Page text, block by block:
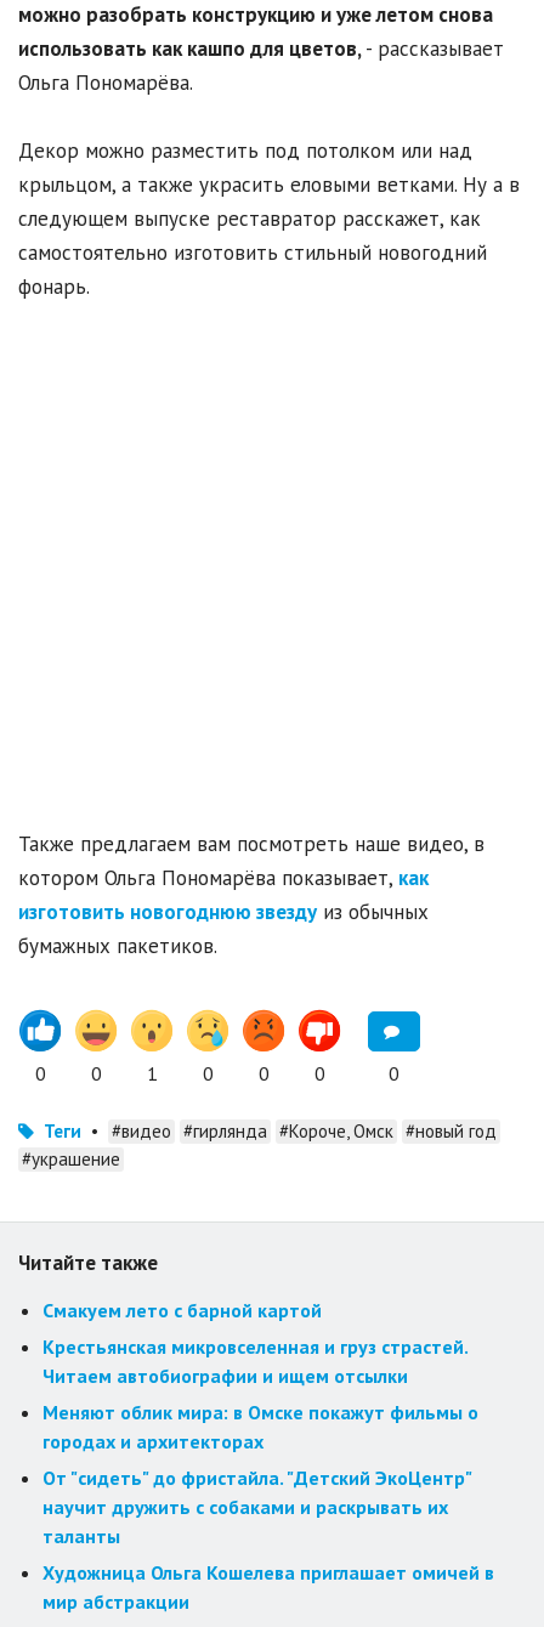
можно разобрать конструкцию и уже летом снова
использовать как кашпо для цветов,- рассказывает
Ольга Пономарёва.
Декор можно разместить под потолком или над
крыльцом, а также украсить еловыми ветками. Ну а в
следующем выпуске реставратор расскажет, как
самостоятельно изготовить стильный новогодний
фонарь.
Также предлагаем вам посмотреть наше видео, в
котором Ольга Пономарёва показывает, как
изготовить новогоднюю звездуиз обычных
бумажных пакетиков.
0 0 1 0 0 0 0
Теги • #видео #гирлянда #Короче, Омск #новый год
#украшение
Читайте также
Смакуем лето с барной картой
Крестьянская микровселенная и груз страстей.
Читаем автобиографии и ищем отсылки
Меняют облик мира: в Омске покажут фильмы о
городах и архитекторах
От "сидеть" до фристайла. "Детский ЭкоЦентр"
научит дружить с собаками и раскрывать их
таланты
Художница Ольга Кошелева приглашает омичей в
мир абстракции